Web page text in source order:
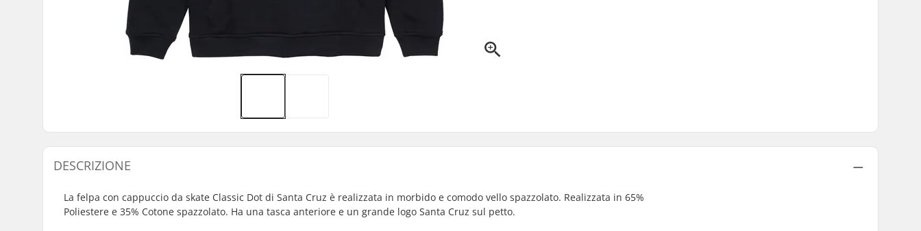
DESCRIZIONE
La felpa con cappuccio da skate Classic Dot di Santa Cruz è realizzata in morbido e comodo vello spazzolato. Realizzata in 65%
Poliestere e 35% Cotone spazzolato. Ha una tasca anteriore e un grande logo Santa Cruz sul petto.